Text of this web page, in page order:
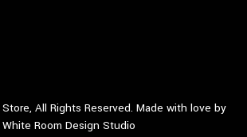
All Rights Reserved. Made with love by
White Room Design Studio